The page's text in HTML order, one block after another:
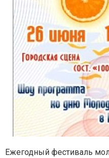
Ежегодный фестиваль